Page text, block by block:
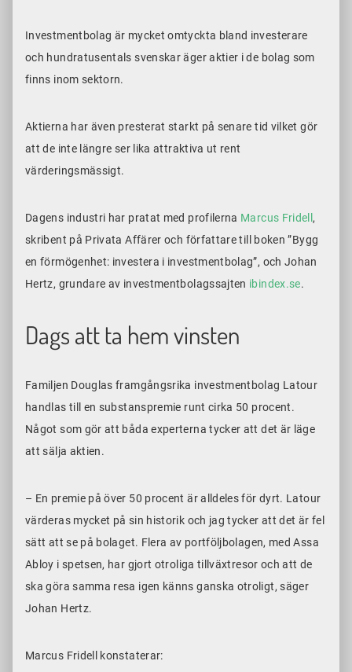
Investmentbolag är mycket omtyckta bland investerare
och hundratusentals svenskar äger aktier i de bolag som
finns inom sektorn.
Aktierna har även presterat starkt på senare tid vilket gör
att de inte längre ser lika attraktiva ut rent
värderingsmässigt.
Dagens industri har pratat med profilerna Marcus Fridell ,
skribent på Privata Affärer och författare till boken ”Bygg
en förmögenhet: investera i investmentbolag”, och Johan
Hertz, grundare av investmentbolagssajten ibindex.se.
Dags att ta hem vinsten
Familjen Douglas framgångsrika investmentbolag Latour
handlas till en substanspremie runt cirka 50 procent.
Något som gör att båda experterna tycker att det är läge
att sälja aktien.
– En premie på över 50 procent är alldeles för dyrt. Latour
värderas mycket på sin historik och jag tycker att det är fel
sätt att se på bolaget. Flera av portföljbolagen, med Assa
Abloy i spetsen, har gjort otroliga tillväxtresor och att de
ska göra samma resa igen känns ganska otroligt, säger
Johan Hertz.
Marcus Fridell konstaterar: